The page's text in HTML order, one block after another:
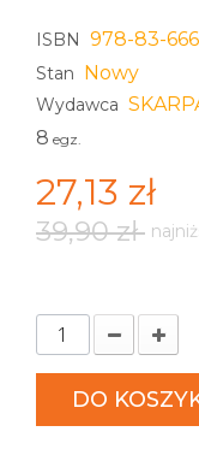
ISBN 978-83-
Stan Nowy
Wydawca
8 egz.
27,13 zł
39,90 zł
DO